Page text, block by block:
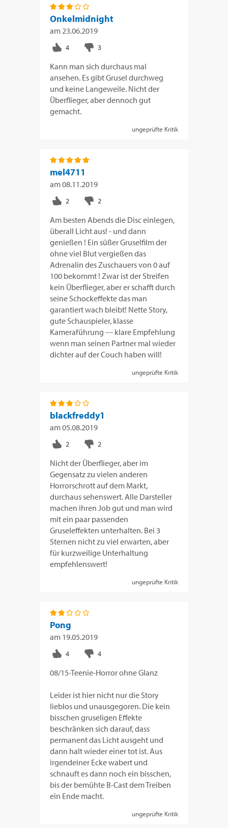
Onkelmidnight
am 23.06.2019
Kann man sich durchaus mal
ansehen. Es gibt Grusel durchweg
und keine Langeweile. Nicht der
Überflieger, aber dennoch gut
gemacht.
ungeprüfte Kritik
mel4711
am08.11.2019
Am besten Abends die Disc einlegen,
überall Licht aus! - und dann
genießen ! Ein süßer Gruselfilm der
ohne viel Blut vergießen das
Adrenalin des Zuschauers von 0 auf
100 bekommt ! Zwar ist der Streifen
kein Überflieger, aber er schafft durch
seine Schockeffekte das man
garantiert wach bleibt! Nette Story,
gute Schauspieler, klasse
Kameraführung --- klare Empfehlung
wenn man seinen Partner mal wieder
dichter auf der Couch haben will!
ungeprüfte Kritik
blackfreddy1
am05.08.2019
Nicht der Überflieger, aber im
Gegensatz zu vielen anderen
Horrorschrott auf dem Markt,
durchaus sehenswert. Alle Darsteller
machen ihren Job gut und man wird
mit ein paar passenden
Gruseleffekten unterhalten. Bei 3
Sternen nicht zu viel erwarten, aber
für kurzweilige Unterhaltung
empfehlenswert!
ungeprüfte Kritik
Pong
am 19.05.2019
08/15-Teenie-Horror ohne Glanz
Leider ist hier nicht nur die Story
lieblos und unausgegoren. Die kein
bisschen gruseligen Effekte
beschränken sich darauf, dass
permanent das Licht ausgeht und
dann halt wieder einer tot ist. Aus
irgendeiner Ecke wabert und
schnauft es dann noch ein bisschen,
bis der bemühte B-Cast dem Treiben
ein Ende macht.
ungeprüfte Kritik